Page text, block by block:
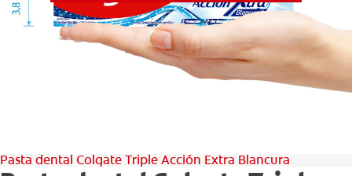
CHEQUEO DE SALUD BUCAL
CORRESPONDENCIA DE PRODUCTOS
CUPONES
Pasta dental Colgate Triple Acción Extra Blancura